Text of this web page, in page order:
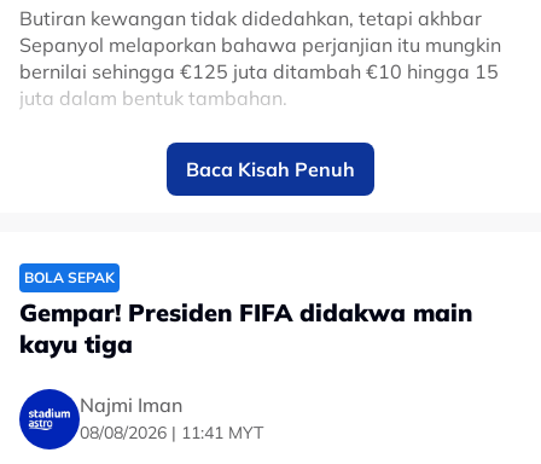
memberikan yang terbaik untuk pasukan." kongsinya
seperti dipetik dari Sinar Harian.
No node context available.
Related Topics
#Wan Kuzain #Harimau Malaya
Butiran kewangan tidak didedahkan, tetapi akhbar
Sepanyol melaporkan bahawa perjanjian itu mungkin
bernilai sehingga €125 juta ditambah €10 hingga 15
juta dalam bentuk tambahan.
Ia bakal mengatasi yuran kemasukan pemain tengah
England, Jude Bellingham, pada tahun 2023, yang
dilaporkan bernilai €103 juta.
Ronaldo shirt as a child, now he's a Real
Madrid player! ⚪️🔥👀
pic.twitter.com/uAw2NBMtD3
— ESPN UK (@ESPNUK)
Baca Kisah Penuh
BOLA SEPAK
Gempar! Presiden FIFA didakwa main
kayu tiga
Najmi Iman
08/08/2026 | 11:41 MYT